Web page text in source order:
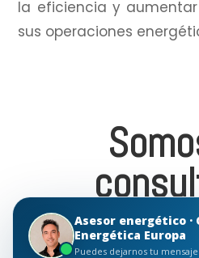
la eficiencia y
sus operaciones
Asesor energético ·
Energética Europa
Puedes dejarnos tu mensaje